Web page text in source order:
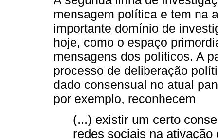
mensagem política e tem na
importante domínio de
hoje, como o espaço
mensagens dos políticos. A
processo de deliberação
dado consensual no atual
por exemplo, reconhecem
(...) existir um certo
redes sociais na